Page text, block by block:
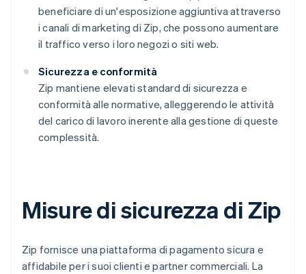
beneficiare di un'esposizione aggiuntiva attraverso
i canali di marketing di Zip, che possono aumentare
il traffico verso i loro negozi o siti web.
Sicurezza e conformità
Zip mantiene elevati standard di sicurezza e
conformità alle normative, alleggerendo le attività
del carico di lavoro inerente alla gestione di queste
complessità.
Misure di sicurezza di Zip
Zip fornisce una piattaforma di pagamento sicura e
affidabile per i suoi clienti e partner commerciali. La